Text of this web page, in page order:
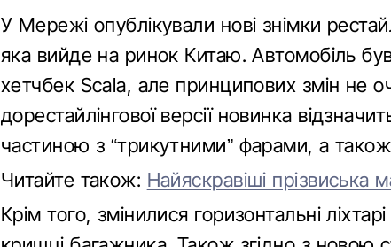
У Мережі опублікували нові знімки
яка вийде на ринок Китаю. Автомобіль
хетчбек Scala, але принципових змін не
дорестайлінгової версії новинка
частиною з “трикутними” фарами, а
Читайте також: Найяскравіші прізвиська
Крім того, змінилися горизонтальні